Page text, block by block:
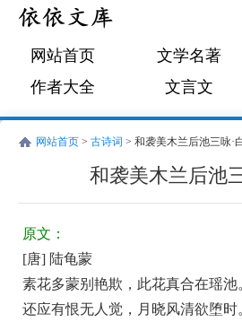
网站首页 文学名著
作者大全
文言文
网站首页 > 古诗词 > 和袭美木兰后池三咏·
和袭美木兰后池
唐
陆
龟
蒙
古
诗
词:
和
袭
原文：
[唐] 陆龟蒙
素花多蒙别艳欺，此花真合在瑶池
还应有恨无人觉，月晓风清欲堕时